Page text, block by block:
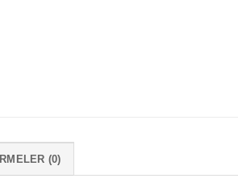
(0)